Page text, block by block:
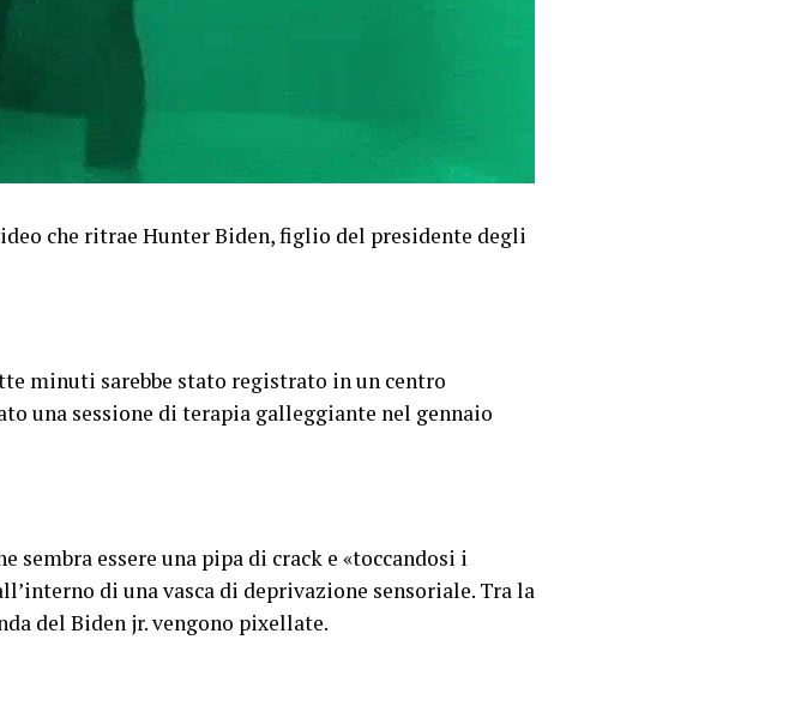
che ritrae Hunter Biden, figlio del presidente degli
minuti sarebbe stato registrato in un centro
una sessione di terapia galleggiante nel gennaio
sembra essere una pipa di crack e «toccandosi i
di una vasca di deprivazione sensoriale. Tra la
del Biden jr. vengono pixellate.